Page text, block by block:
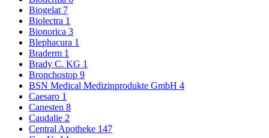
Biogelat 7
Biolectra 1
Bionorica 3
Blephacura 1
Braderm 1
Brady C. KG 1
Bronchostop 9
BSN Medical Medizinprodukte GmbH 4
Caesaro 1
Canesten 8
Caudalie 2
Central Apotheke 147